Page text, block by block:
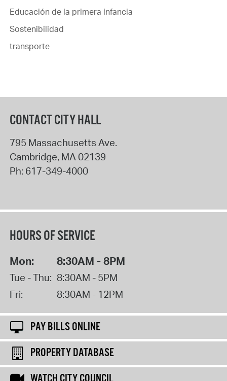
Educación de la primera infancia
Sostenibilidad
transporte
CONTACT CITY HALL
795 Massachusetts Ave.
Cambridge, MA02139
Ph: 617-349-4000
HOURS OF SERVICE
Mon: 8:30AM - 8PM
Tue - Thu: 8:30AM - 5PM
Fri:
8:30AM - 12PM
PAY BILLS ONLINE
PROPERTY DATABASE